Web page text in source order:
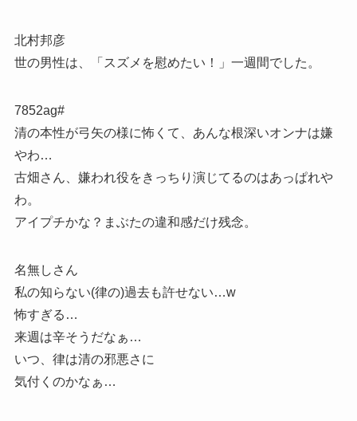
北村邦彦
世の男性は、「スズメを慰めたい！」一週間でした。
7852ag#
清の本性が弓矢の様に怖くて、あんな根深いオンナは嫌
やわ…
古畑さん、嫌われ役をきっちり演じてるのはあっぱれや
わ。
アイプチかな？まぶたの違和感だけ残念。
名無しさん
私の知らない(律の)過去も許せない…w
怖すぎる…
来週は辛そうだなぁ…
いつ、律は清の邪悪さに
気付くのかなぁ…